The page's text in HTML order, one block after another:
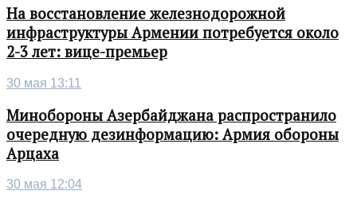
На восстановление железнодорожной
инфраструктуры Армении потребуется около
2-3 лет: вице-премьер
30 мая 13:11
Минобороны Азербайджана распространило
очередную дезинформацию: Армия обороны
Арцаха
30 мая 12:04